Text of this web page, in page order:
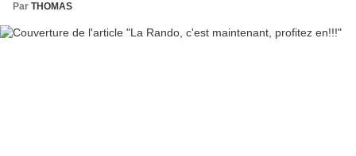
Par THOMAS